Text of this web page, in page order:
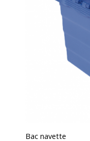
Bac navette